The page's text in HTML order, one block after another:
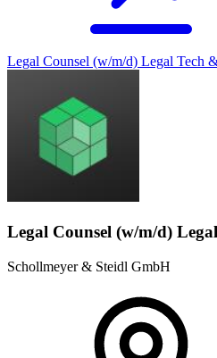
Legal Counsel (w/m/d) Legal Tech
Legal Counsel (w/m/d)
Schollmeyer & Steidl GmbH